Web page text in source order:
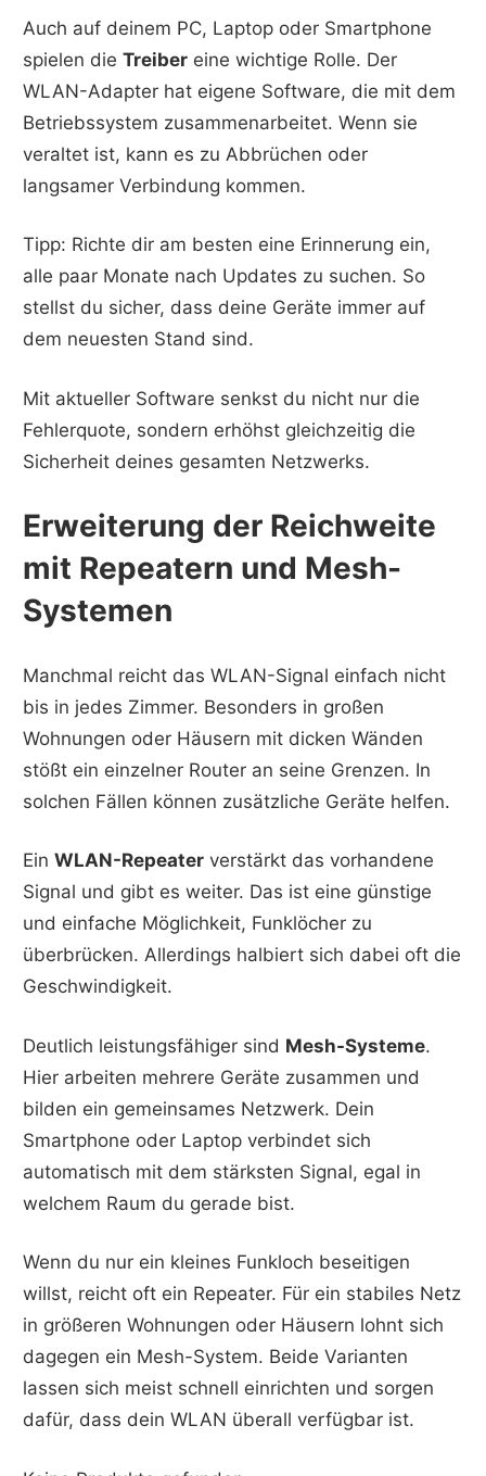
Auch auf deinem PC, Laptop oder Smartphone
spielen dieTreiber eine wichtige Rolle. Der
WLAN-Adapter hat eigene Software, die mit dem
Betriebssystem zusammenarbeitet. Wenn sie
veraltet ist, kann es zu Abbrüchen oder
langsamer Verbindung kommen.
Tipp: Richte dir am besten eine Erinnerung ein,
alle paar Monate nach Updates zu suchen. So
stellst du sicher, dass deine Geräte immer auf
dem neuesten Stand sind.
Mit aktueller Software senkst du nicht nur die
Fehlerquote, sondern erhöhst gleichzeitig die
Sicherheit deines gesamten Netzwerks.
Erweiterung der Reichweite
mit Repeatern und Mesh-
Systemen
Manchmal reicht das WLAN-Signal einfach nicht
bis in jedes Zimmer. Besonders in großen
Wohnungen oder Häusern mit dicken Wänden
stößt ein einzelner Router an seine Grenzen. In
solchen Fällen können zusätzliche Geräte helfen.
EinWLAN-Repeater verstärkt das vorhandene
Signal und gibt es weiter. Das ist eine günstige
und einfache Möglichkeit, Funklöcher zu
überbrücken. Allerdings halbiert sich dabei oft die
Geschwindigkeit.
Deutlich leistungsfähiger sind Mesh-Systeme.
Hier arbeiten mehrere Geräte zusammen und
bilden ein gemeinsames Netzwerk. Dein
Smartphone oder Laptop verbindet sich
automatisch mit dem stärksten Signal, egal in
welchem Raum du gerade bist.
Wenn du nur ein kleines Funkloch beseitigen
willst, reicht oft ein Repeater. Für ein stabiles Netz
in größeren Wohnungen oder Häusern lohnt sich
dagegen ein Mesh-System. Beide Varianten
lassen sich meist schnell einrichten und sorgen
dafür, dass dein WLAN überall verfügbar ist.